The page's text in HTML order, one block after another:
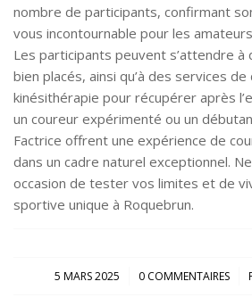
nombre de participants, confirmant
vous incontournable pour les
Les participants peuvent s’attendre à
bien placés, ainsi qu’à des services
kinésithérapie pour récupérer après
un coureur expérimenté ou un
Factrice offrent une expérience de
dans un cadre naturel exceptionnel.
occasion de tester vos limites et de
sportive unique à Roquebrun.
5 MARS 2025
/ 0 COMMENTAIRES
/